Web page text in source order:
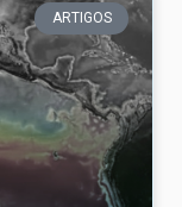
ARTIGOS